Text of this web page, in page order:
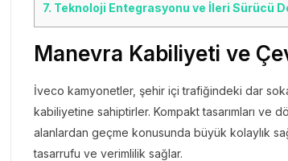
7. Teknoloji Entegrasyonu ve İleri Sürücü
Manevra Kabiliyeti ve
İveco kamyonetler, şehir içi trafiğindeki dar
kabiliyetine sahiptirler. Kompakt tasarımları ve
alanlardan geçme konusunda büyük kolaylık
tasarrufu ve verimlilik sağlar.